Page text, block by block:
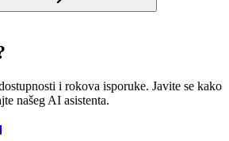
i rokova isporuke. Javite se kako
našeg AI asistenta.